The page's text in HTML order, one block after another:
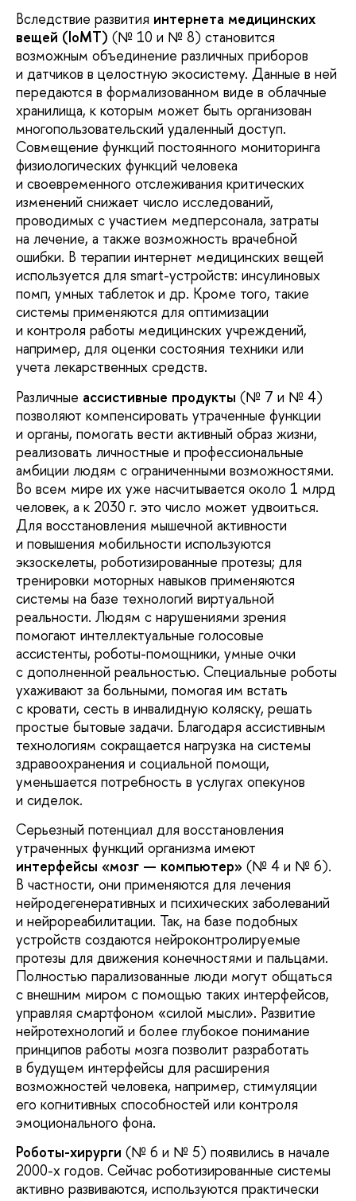
Вследствие развития интернета медицинских
вещей (IoMT) (№ 10 и № 8) становится
возможным объединение различных приборов
и датчиков в целостную экосистему. Данные в ней
передаются в формализованном виде в облачные
хранилища, к которым может быть организован
многопользовательский удаленный доступ.
Совмещение функций постоянного мониторинга
физиологических функций человека
и своевременного отслеживания критических
изменений снижает число исследований,
проводимых с участием медперсонала, затраты
на лечение, а также возможность врачебной
ошибки. В терапии интернет медицинских вещей
используется для smart-устройств: инсулиновых
помп, умных таблеток и др. Кроме того, такие
системы применяются для оптимизации
и контроля работы медицинских учреждений,
например, для оценки состояния техники или
учета лекарственных средств.
Различные ассистивные продукты (№ 7 и № 4)
позволяют компенсировать утраченные функции
и органы, помогать вести активный образ жизни,
реализовать личностные и профессиональные
амбиции людям с ограниченными возможностями.
Во всем мире их уже насчитывается около 1 млрд
человек, а к 2030 г. это число может удвоиться.
Для восстановления мышечной активности
и повышения мобильности используются
экзоскелеты, роботизированные протезы; для
тренировки моторных навыков применяются
системы на базе технологий виртуальной
реальности. Людям с нарушениями зрения
помогают интеллектуальные голосовые
ассистенты, роботы-помощники, умные очки
с дополненной реальностью. Специальные роботы
ухаживают за больными, помогая им встать
с кровати, сесть в инвалидную коляску, решать
простые бытовые задачи. Благодаря ассистивным
технологиям сокращается нагрузка на системы
здравоохранения и социальной помощи,
уменьшается потребность в услугах опекунов
и сиделок.
Серьезный потенциал для восстановления
утраченных функций организма имеют
интерфейсы «мозг — компьютер» (№ 4 и № 6).
В частности, они применяются для лечения
нейродегенеративных и психических заболеваний
и нейрореабилитации. Так, на базе подобных
устройств создаются нейроконтролируемые
протезы для движения конечностями и пальцами.
Полностью парализованные люди могут общаться
с внешним миром с помощью таких интерфейсов,
управляя смартфоном «силой мысли». Развитие
нейротехнологий и более глубокое понимание
принципов работы мозга позволит разработать
в будущем интерфейсы для расширения
возможностей человека, например, стимуляции
его когнитивных способностей или контроля
эмоционального фона.
Роботы-хирурги (№ 6 и № 5) появились в начале
2000-х годов. Сейчас роботизированные системы
активно развиваются, используются практически